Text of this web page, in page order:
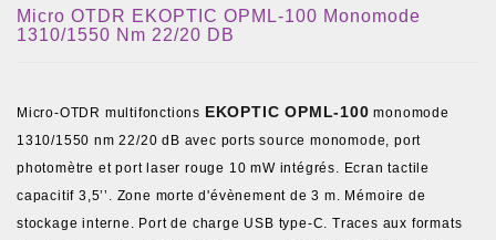
Micro OTDR EKOPTIC OPML-100 Monomode
1310/1550 Nm 22/20 DB
Micro-OTDR multifonctions EKOPTIC OPML-100 monomode
1310/1550 nm 22/20 dB avec ports source monomode, port
photomètre et port laser rouge 10 mW intégrés. Ecran tactile
capacitif 3,5’’. Zone morte d'évènement de 3 m. Mémoire de
stockage interne. Port de charge USB type-C. Traces aux formats